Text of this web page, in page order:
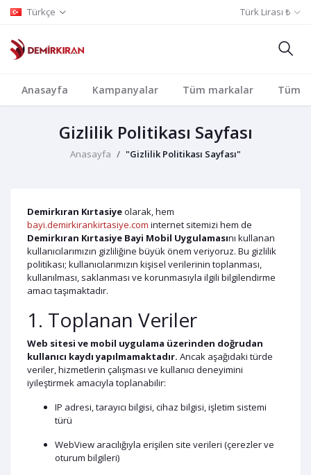
Türkçe Türk Lirası ₺
Anasayfa Kampanyalar Tüm markalar Tüm
Gizlilik Politikası Sayfası
Anasayfa "Gizlilik Politikası Sayfası"
Demirkıran Kırtasiyeolarak, hem
bayi.demirkirankirtasiye.com internet sitemizi hem de
Demirkıran Kırtasiye Bayi Mobil Uygulamasını kullanan
kullanıcılarımızın gizliliğine büyük önem veriyoruz. Bu gizlilik
politikası; kullanıcılarımızın kişisel verilerinin toplanması,
kullanılması, saklanması ve korunmasıyla ilgili bilgilendirme
amacı taşımaktadır.
1. Toplanan Veriler
Web sitesi ve mobil uygulama üzerinden doğrudan
kullanıcı kaydı yapılmamaktadır. Ancak aşağıdaki türde
veriler, hizmetlerin çalışması ve kullanıcı deneyimini
iyileştirmek amacıyla toplanabilir:
IP adresi, tarayıcı bilgisi, cihaz bilgisi, işletim sistemi
türü
WebView aracılığıyla erişilen site verileri (çerezler ve
oturum bilgileri)